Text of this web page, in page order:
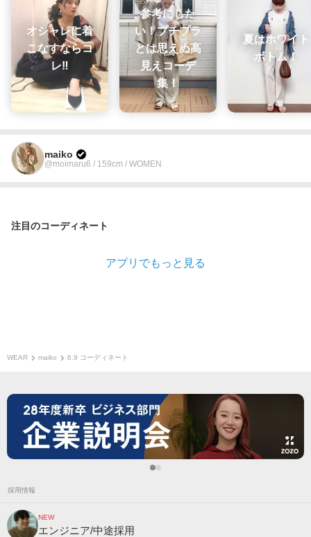
オシャレに着
こなすならコ
レ‼️
参考にした
い！プチプラ
とは思えぬ高
見えコーデ
集！
夏はホワイト
ボトム！
maiko
@moimaru6 / 159cm / WOMEN
注目のコーディネート
アプリでもっと見る
WEAR maiko 6.9 コーディネート
採用情報
NEW
エンジニア/中途採用